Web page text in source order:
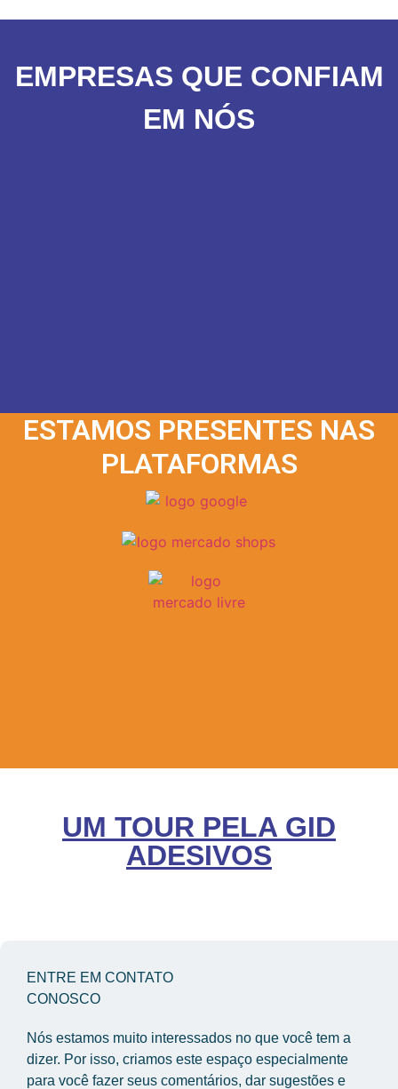
EMPRESAS QUE CONFIAM
EM NÓS
ESTAMOS PRESENTES NAS
PLATAFORMAS
UM TOUR PELA GID
ADESIVOS
ENTRE EM CONTATO
CONOSCO
Nós estamos muito interessados no que você tem a
dizer. Por isso, criamos este espaço especialmente
para você fazer seus comentários, dar sugestões e